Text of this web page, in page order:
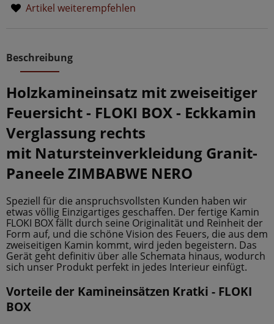
Artikel weiterempfehlen
Beschreibung
Holzkamineinsatz mit zweiseitiger
Feuersicht - FLOKI BOX- Eckkamin
Verglassung rechts
mit Natursteinverkleidung Granit-
Paneele ZIMBABWE NERO
Speziell für die anspruchsvollsten Kunden haben wir
etwas völlig Einzigartiges geschaffen. Der fertige Kamin
FLOKI BOX fällt durch seine Originalität und Reinheit der
Form auf, und die schöne Vision des Feuers, die aus dem
zweiseitigen Kamin kommt, wird jeden begeistern. Das
Gerät geht definitiv über alle Schemata hinaus, wodurch
sich unser Produkt perfekt in jedes Interieur einfügt.
Vorteile der Kamineinsätzen Kratki - FLOKI
BOX